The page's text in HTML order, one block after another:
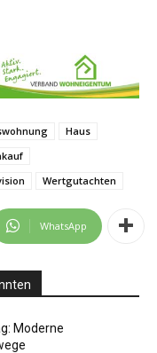
Haus
Wertgutachten
WhatsApp
Moderne